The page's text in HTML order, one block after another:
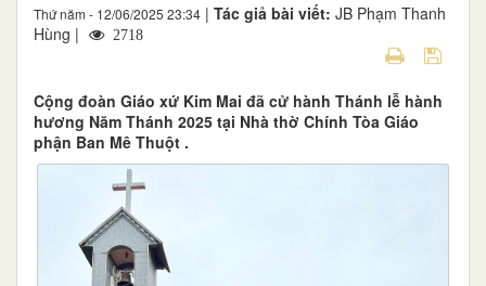
Thứ năm - 12/06/2025 23:34 | Tác giả bài viết: JB Phạm Thanh
Hùng |
2718
Cộng đoàn Giáo xứ Kim Mai đã cử hành Thánh lễ hành
hương Năm Thánh 2025 tại Nhà thờ Chính Tòa Giáo
phận Ban Mê Thuột .